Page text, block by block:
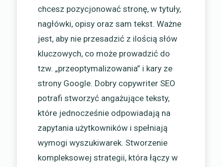
chcesz pozycjonować stronę, w tytuły,
nagłówki, opisy oraz sam tekst. Ważne
jest, aby nie przesadzić z ilością słów
kluczowych, co może prowadzić do
tzw. „przeoptymalizowania” i kary ze
strony Google. Dobry copywriter SEO
potrafi stworzyć angażujące teksty,
które jednocześnie odpowiadają na
zapytania użytkowników i spełniają
wymogi wyszukiwarek. Stworzenie
kompleksowej strategii, która łączy w